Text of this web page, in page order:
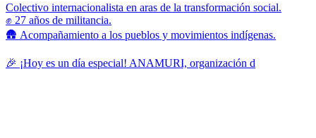
Colectivo internacionalista en aras de la transformación social.
✊ 27 años de militancia.
🛖 Acompañamiento a los pueblos y movimientos indígenas.
🎉 ¡Hoy es un día especial! ANAMURI, organización d